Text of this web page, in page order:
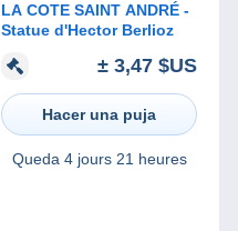
LA COTE SAINT ANDRÉ -
Statue d'Hector Berlioz
± 3,47 $US
Hacer una puja
Queda 4 jours 21 heures